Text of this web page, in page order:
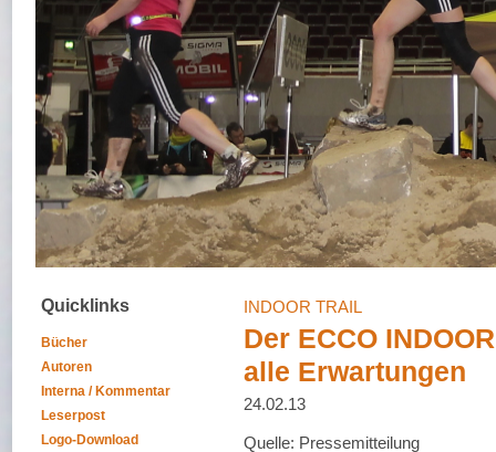
Quicklinks
Bücher
Autoren
Interna / Kommentar
Leserpost
Logo-Download
INDOOR TRAIL
Der ECCO
alle Erwartungen
24.02.13
Quelle: Pressemitteilung